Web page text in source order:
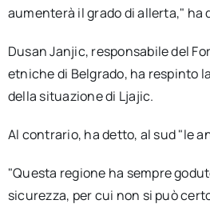
aumenterà il grado di allerta," ha
Dusan Janjic, responsabile del
etniche di Belgrado, ha respinto
della situazione di Ljajic.
Al contrario, ha detto, al sud "le
"Questa regione ha sempre
sicurezza, per cui non si può